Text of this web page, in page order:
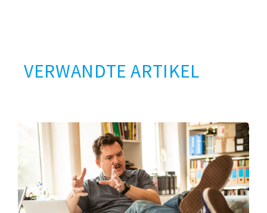
VERWANDTE ARTIKEL